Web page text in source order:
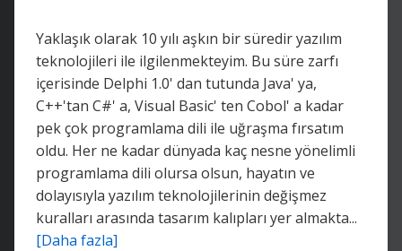
Yaklaşık olarak 10 yılı aşkın bir süredir yazılım
teknolojileri ile ilgilenmekteyim. Bu süre zarfı
içerisinde Delphi 1.0' dan tutunda Java' ya,
C++'tan C#' a, Visual Basic' ten Cobol' a kadar
pek çok programlama dili ile uğraşma fırsatım
oldu. Her ne kadar dünyada kaç nesne yönelimli
programlama dili olursa olsun, hayatın ve
dolayısıyla yazılım teknolojilerinin değişmez
kuralları arasında tasarım kalıpları yer almakta...
[Daha fazla]